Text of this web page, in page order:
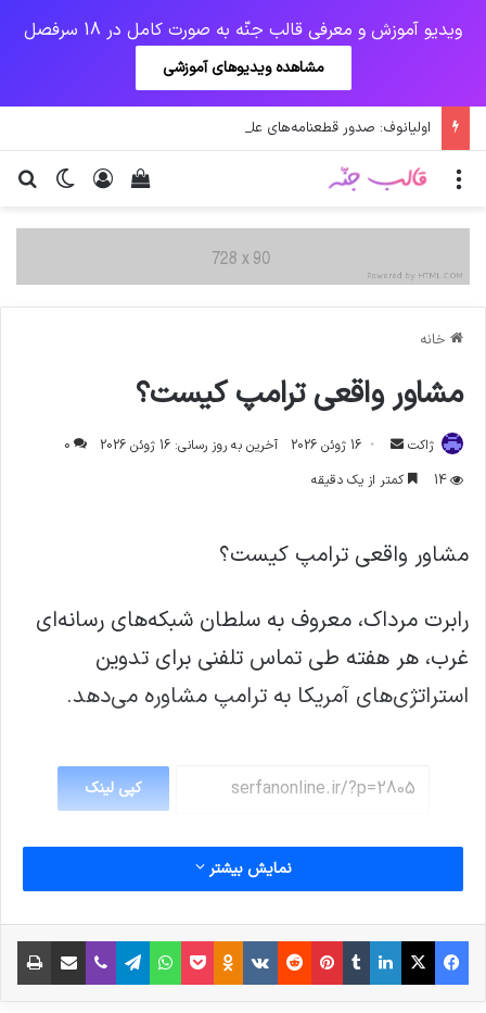
ویدیو آموزش و معرفی قالب جنّه به صورت کامل در 18 سرفصل
مشاهده ویدیوهای آموزشی
اولیانوف: صدور قطعنامه‌های علیه ایران احیای برجام را دشوار می‌کند
تغییر ورود
دیدن سبد خرید منو
خانه
مشاور واقعی ترامپ کیست؟
ژاکت
ارسال
ایمیل
16 ژوئن 2026 آخرین به روز رسانی: 16 ژوئن 2026
0
14
کمتر از یک دقیقه
مشاور واقعی ترامپ کیست؟
رابرت مرداک، معروف به سلطان شبکه‌های رسانه‌ای
غرب، هر هفته طی تماس تلفنی برای تدوین
استراتژی‌های آمریکا به ترامپ مشاوره می‌دهد.
کپی لینک
نمایش بیشتر
فیس بوک X لینکدین
‫تامبلر‫پین‌ترست
‫رددیت‫VKontakte
‫Odnoklassniki
پاکتواتس آپ تلگراموایبر اشتراک گذاری از طریق ایمیل